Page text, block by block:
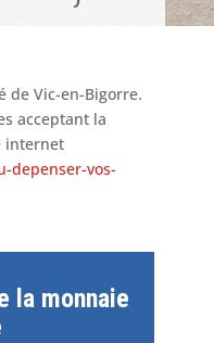
de Vic-en-Bigorre.
acceptant la
internet
depenser-vos-
la monnaie